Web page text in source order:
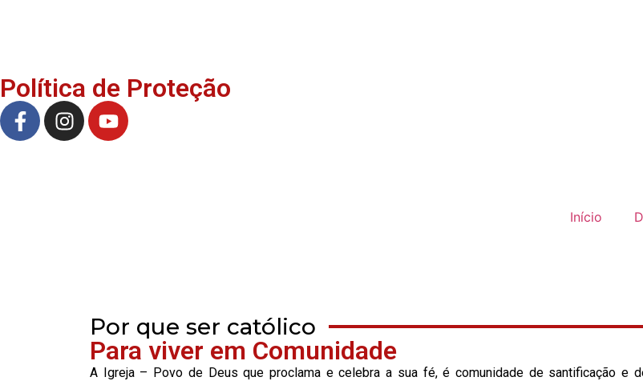
Política de Proteção
Início
Por que ser católico
Para viver em Comunidade
A Igreja – Povo de Deus que proclama e celebra a sua fé, é comunidade de santificação e